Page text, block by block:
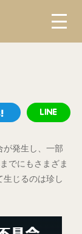
が発生し、一部
でにもさまざま
じるのは珍し